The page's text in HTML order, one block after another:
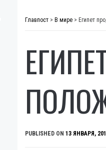
Главпост > В мире > Египет
PUBLISHED ON 13 ЯНВАРЯ,